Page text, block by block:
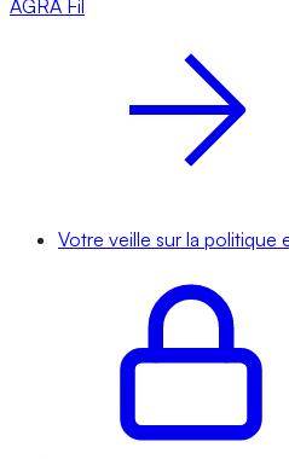
AGRA Fil
Votre veille sur la